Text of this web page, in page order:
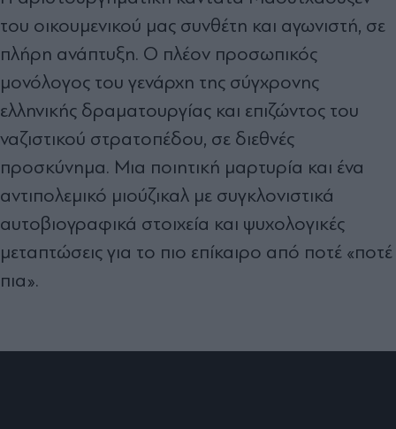
του οικουμενικού μας συνθέτη και αγωνιστή, σε
πλήρη ανάπτυξη. Ο πλέον προσωπικός
μονόλογος του γενάρχη της σύγχρονης
ελληνικής δραματουργίας και επιζώντος του
ναζιστικού στρατοπέδου, σε διεθνές
προσκύνημα. Μια ποιητική μαρτυρία και ένα
αντιπολεμικό μιούζικαλ με συγκλονιστικά
αυτοβιογραφικά στοιχεία και ψυχολογικές
μεταπτώσεις για το πιο επίκαιρο από ποτέ «ποτέ
πια».